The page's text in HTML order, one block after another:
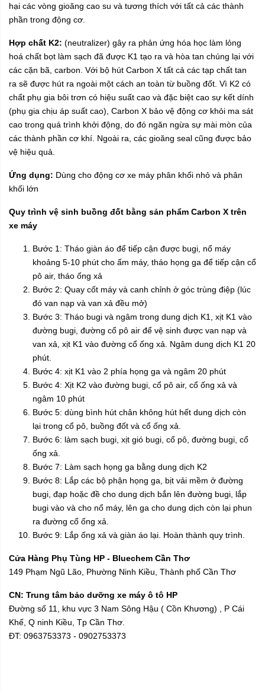
hại các vòng gioăng cao su và tương thích với tất cả các thành
phần trong động cơ.
Hợp chất K2: (neutralizer) gây ra phản ứng hóa học làm lỏng
hoá chất bọt làm sạch đã được K1 tạo ra và hòa tan chúng lại với
các cặn bã, carbon. Với bộ hút Carbon X tất cả các tạp chất tan
ra sẽ được hút ra ngoài một cách an toàn từ buồng đốt. Vì K2 có
chất phụ gia bôi trơn có hiệu suất cao và đặc biệt cao sự kết dính
(phụ gia chịu áp suất cao), Carbon X bảo vệ động cơ khỏi ma sát
cao trong quá trình khởi động, do đó ngăn ngừa sự mài mòn của
các thành phần cơ khí. Ngoài ra, các gioăng seal cũng được bảo
vệ hiệu quả.
Ứng dụng: Dùng cho động cơ xe máy phân khối nhỏ và phân
khối lớn
Quy trình vệ sinh buồng đốt bằng sản phẩm Carbon X trên
xe máy
Bước 1: Tháo giàn áo để tiếp cận được bugi, nổ máy
khoảng 5-10 phút cho ấm máy, tháo họng ga để tiếp cận cổ
pô air, tháo ống xả
Bước 2: Quay cốt máy và canh chỉnh ở góc trùng điệp (lúc
đó van nạp và van xả đều mở)
Bước 3: Tháo bugi và ngâm trong dung dịch K1, xịt K1 vào
đường bugi, đường cổ pô air để vệ sinh được van nạp và
van xả, xịt K1 vào đường cổ ống xả. Ngâm dung dịch K1 20
phút.
Bước 4: xịt K1 vào 2 phía họng ga và ngâm 20 phút
Bước 4: Xịt K2 vào đường bugi, cổ pô air, cổ ống xả và
ngâm 10 phút
Bước 5: dùng bình hút chân không hút hết dung dịch còn
lại trong cổ pô, buồng đốt và cổ ống xả.
Bước 6: làm sạch bugi, xịt gió bugi, cổ pô, đường bugi, cổ
ống xả.
Bước 7: Làm sạch họng ga bằng dung dịch K2
Bước 8: Lắp các bộ phận họng ga, bịt vải mềm ở đường
bugi, đạp hoặc đề cho dung dịch bắn lên đường bugi, lắp
bugi vào và cho nổ máy, lên ga cho dung dịch còn lại phun
ra đường cổ ống xả.
Bước 9: Lắp ống xả và giàn áo lại. Hoàn thành quy trình.
Cửa Hàng Phụ Tùng HP - Bluechem Cần Thơ
149 Phạm Ngũ Lão, Phường Ninh Kiều, Thành phố Cần Thơ
CN: Trung tâm bảo dưỡng xe máy ô tô HP
Đường số 11, khu vực 3 Nam Sông Hậu ( Cồn Khương) , P Cái
Khế, Q ninh Kiều, Tp Cần Thơ.
ĐT: 0963753373 - 0902753373